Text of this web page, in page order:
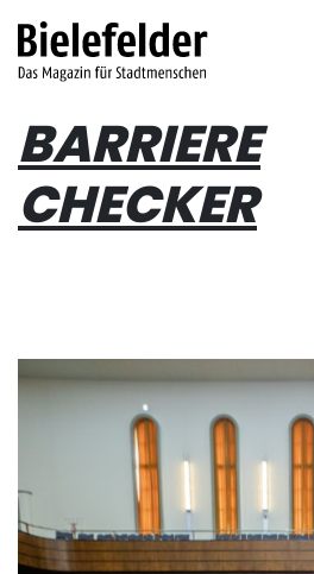
BARRIERE
CHECKER